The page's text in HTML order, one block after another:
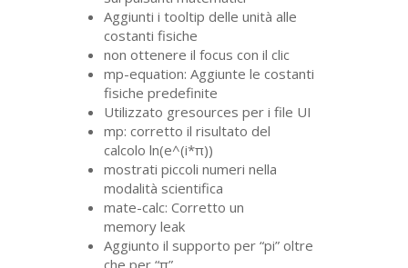
Aggiunti i tooltip delle unità alle
costanti fisiche
non ottenere il focus con il clic
mp-equation: Aggiunte le costanti
fisiche predefinite
Utilizzato gresources per i file UI
mp: corretto il risultato del
calcolo ln(e^(i*π))
mostrati piccoli numeri nella
modalità scientifica
mate-calc: Corretto un
memory leak
Aggiunto il supporto per “pi” oltre
che per “π”